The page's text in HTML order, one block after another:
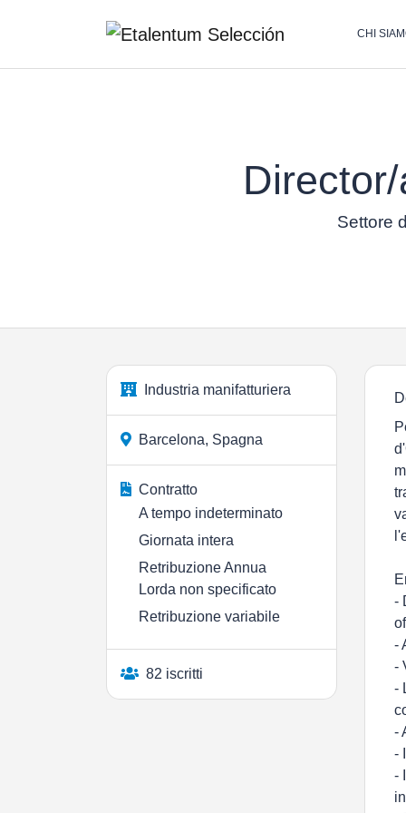
CHI
Settore
Industria manifatturiera
Barcelona, Spagna
Contratto
A tempo indeterminato
Giornata intera
Retribuzione Annua
Lorda non specificato
Retribuzione variabile
82 iscritti
-
-
-
-
-
-
-